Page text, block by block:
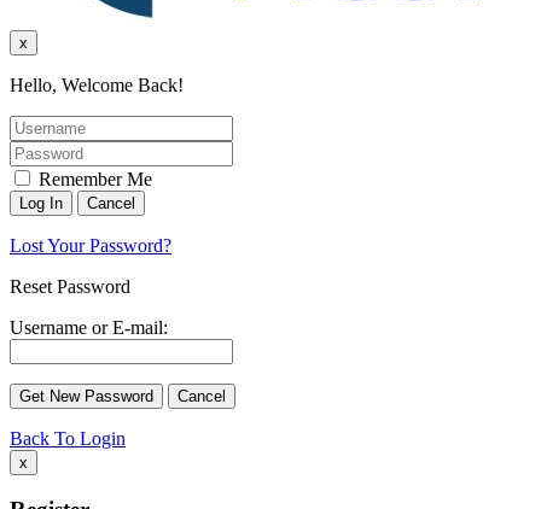
x
Hello, Welcome Back!
Remember Me
Lost Your Password?
Reset Password
Username or E-mail:
Back To Login
x